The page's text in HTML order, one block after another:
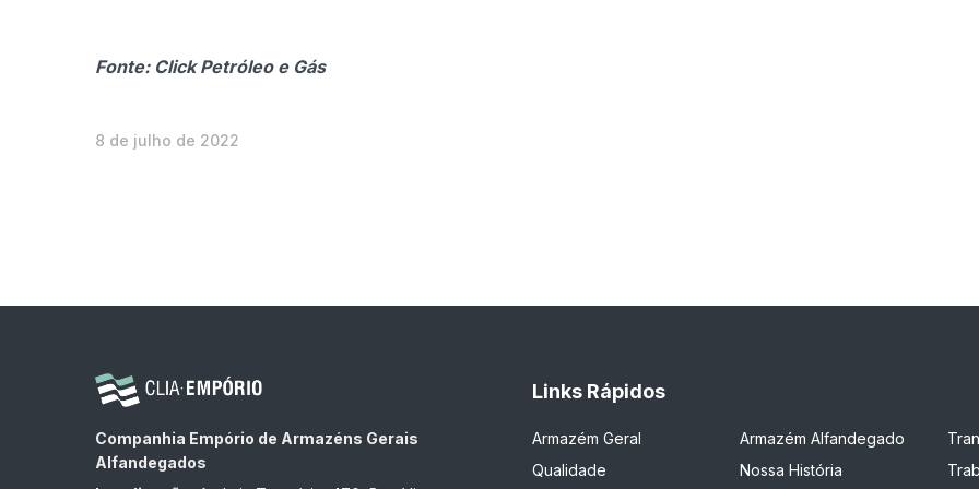
Fonte: Click Petróleo e Gás
8 de julho de 2022
Companhia Empório de Armazéns Gerais
Alfandegados
Links Rápidos
Armazém Geral Armazém Alfandegado
Qualidade
Nossa História